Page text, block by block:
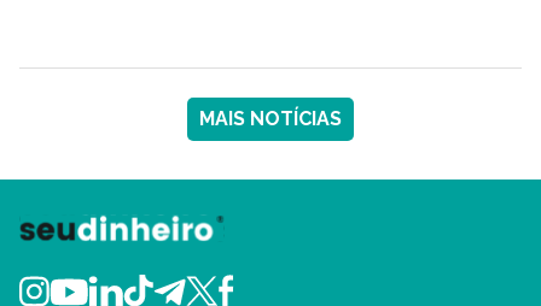
MAIS NOTÍCIAS